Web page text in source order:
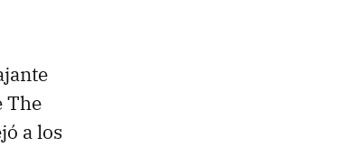
The
a los